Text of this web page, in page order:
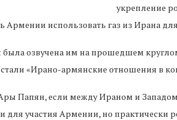
укрепление
Армении использовать газ из Ирана
озвучена им на прошедшем
«Ирано-армянские отношения в
Папян, если между Ираном и
для участия Армении, но практически